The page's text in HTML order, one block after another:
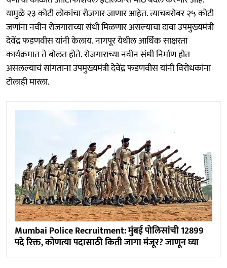
यामुळे २३ कोटी लोकांचा रोजगार जाणार आहेत. त्याचबरोबर २५ कोटी
जणांना नवीन रोजगाराच्या संधी मिळणार असल्याचा दावा उपमुख्यमंत्री
देवेंद्र फडणवीस यांनी केलाय. नागपूर येथील आर्थिक साक्षरता
कार्यक्रमात ते बोलत होते. रोजगाराच्या नवीन संधी निर्माण होत
असलल्याचं सांगताना उपमुख्यमंत्री देवेंद्र फडणवीस यांनी विरोधकांना
टोलाही मारला.
Mumbai Police Recruitment: मुंबई पोलिसांची 12899
पदे रिक्त, कोणत्या पदासाठी किती जागा मंजूर? जाणून घ्या